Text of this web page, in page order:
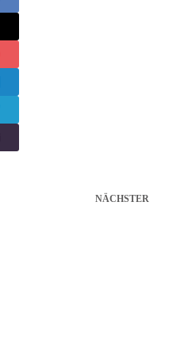
NÄCHSTER